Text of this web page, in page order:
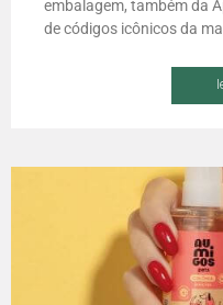
embalagem, também da
de códigos icônicos da